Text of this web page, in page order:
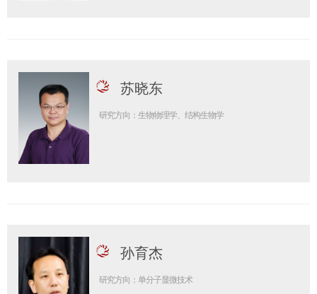
苏晓东
研究方向：生物物理学、结构生物学
孙育杰
研究方向：单分子显微技术